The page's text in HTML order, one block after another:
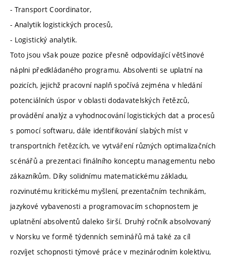
- Transport Coordinator,
- Analytik logistických procesů,
- Logistický analytik.
Toto jsou však pouze pozice přesně odpovídající většinové
náplni předkládaného programu. Absolventi se uplatní na
pozicích, jejichž pracovní naplň spočívá zejména v hledání
potenciálních úspor v oblasti dodavatelských řetězců,
provádění analýz a vyhodnocování logistických dat a procesů
s pomocí softwaru, dále identifikování slabých míst v
transportních řetězcích, ve vytváření různých optimalizačních
scénářů a prezentaci finálního konceptu managementu nebo
zákazníkům. Díky solidnímu matematickému základu,
rozvinutému kritickému myšlení, prezentačním technikám,
jazykové vybavenosti a programovacím schopnostem je
uplatnění absolventů daleko širší. Druhý ročník absolvovaný
v Norsku ve formě týdenních seminářů má také za cíl
rozvíjet schopnosti týmové práce v mezinárodním kolektivu,